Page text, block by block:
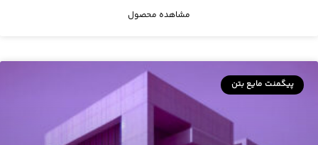
مشاهده محصول
پیگمنت مایع بتن